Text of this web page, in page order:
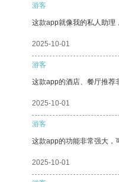
游客
这款app就像我的私人助理
2025-10-01
游客
这款app的酒店、餐厅推荐
2025-10-01
游客
这款app的功能非常强大，
2025-10-01